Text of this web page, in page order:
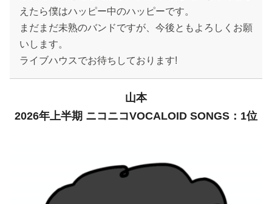
えたら僕はハッピー中のハッピーです。
まだまだ未熟のバンドですが、今後ともよろしくお願
いします。
ライブハウスでお待ちしております!
山本
2026年上半期 ニコニコVOCALOID SONGS：1位